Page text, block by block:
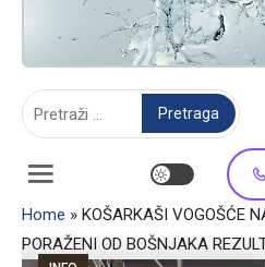
Home » KOŠARKAŠI VOGOŠĆE
PORAŽENI OD BOŠNJAKA